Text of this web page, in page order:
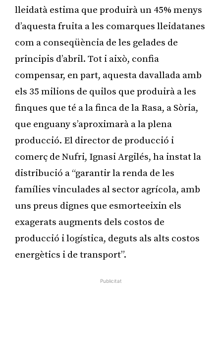
lleidatà estima que produirà un 45% menys
d’aquesta fruita a les comarques lleidatanes
com a conseqüència de les gelades de
principis d’abril. Tot i això, confia
compensar, en part, aquesta davallada amb
els 35 milions de quilos que produirà a les
finques que té a la finca de la Rasa, a Sòria,
que enguany s’aproximarà a la plena
producció. El director de producció i
comerç de Nufri, Ignasi Argilés, ha instat la
distribució a “garantir la renda de les
famílies vinculades al sector agrícola, amb
uns preus dignes que esmorteeixin els
exagerats augments dels costos de
producció i logística, deguts als alts costos
energètics i de transport”.
Publicitat